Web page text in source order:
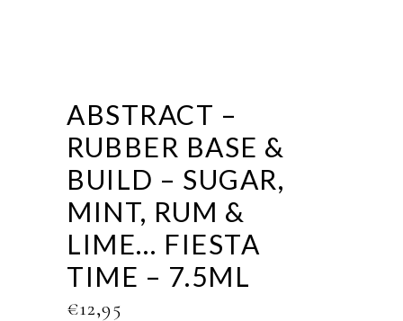
ABSTRACT –
RUBBER BASE &
BUILD – SUGAR,
MINT, RUM &
LIME… FIESTA
TIME – 7.5ML
€12,95